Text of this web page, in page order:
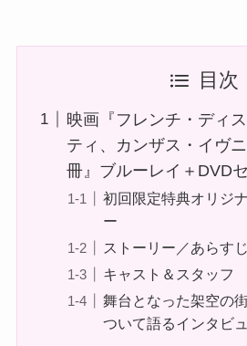
目次
映画『フレンチ・ディ
ティ、カンザス・イヴ
冊』ブルーレイ＋DVD
初回限定特典オリジ
ー
ストーリー／あらすじ
キャスト＆スタッフ
舞台となった架空の
ついて語るインタビ